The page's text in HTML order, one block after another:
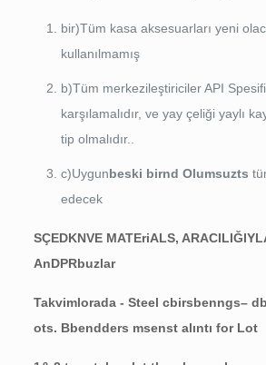
bir)Tüm kasa aksesuarları yeni
kullanılmamış
b)Tüm merkezileştiriciler API
karşılamalıdır, ve yay çeliği yaylı
tip olmalıdır..
c)Uygunbeski birnd Olumsuzts
edecek
SÇEDKNVE MATEriALS,
AnDPRbuzlar
Takvimlorada - Steel cbirsbenngs– d
ots. Bbendders msenst alıntı for Lot